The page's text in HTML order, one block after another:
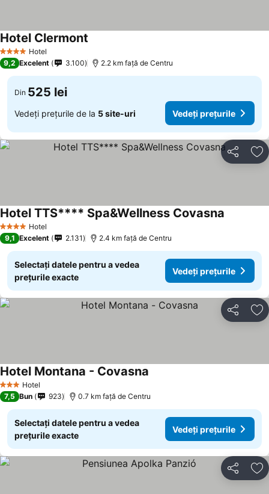
4 Stele Hotel
Hotel Clermont
9,2 Excelent 3.100 2.2 km faţă de Centru
Din 525 lei
Vedeți prețurile de la 5 site-uri Vedeți prețurile
Distribuiți
4 Stele Hotel
Hotel TTS**** Spa&Wellness Covasna
9,1 Excelent 2.131 2.4 km faţă de Centru
Selectați datele pentru a vedea
prețurile exacte
Vedeți prețurile
Distribuiți
3 SteleHotel
Hotel Montana - Covasna
7,5 Bun 923 0.7 km faţă de Centru
Selectați datele pentru a vedea
prețurile exacte
Vedeți prețurile
Distribuiți